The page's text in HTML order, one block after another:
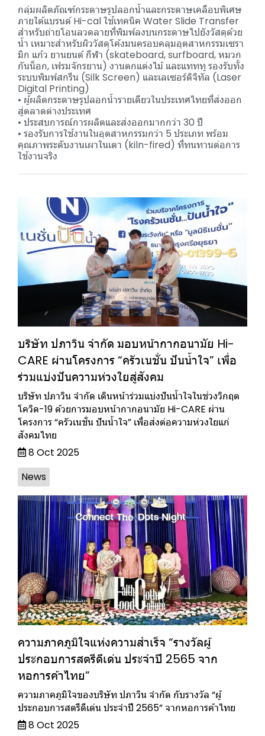
กลุ่มผลิตภัณฑ์กระดาษรูปลอกน้ำและกระดาษเคลือบพิเศษ
ภายใต้แบรนด์ Hi-cal ใช้เทคนิค Water Slide Transfer
สำหรับถ่ายโอนลวดลายที่พิมพ์ลงบนกระดาษไปยังวัสดุด้วย
น้ำ เหมาะสำหรับผิววัสดุโค้งมนครอบคลุมอุตสาหกรรมเซรา
มิก แก้ว ยานยนต์ กีฬา (skateboard, surfboard, หมวก
กันน็อก, เฟรมจักรยาน) งานตกแต่งไม้ และแทททู รองรับทั้ง
ระบบพิมพ์สกรีน (Silk Screen) และเลเซอร์ดิจิทัล (Laser
Digital Printing)
• ผู้ผลิตกระดาษรูปลอกน้ำรายเดียวในประเทศไทยที่ส่งออก
สู่ตลาดต่างประเทศ
• ประสบการณ์การผลิตและส่งออกมากกว่า 30 ปี
• รองรับการใช้งานในอุตสาหกรรมกว่า 5 ประเภท พร้อม
คุณภาพระดับงานเผาในเตา (kiln-fired) ที่ทนทานต่อการ
ใช้งานจริง
บริษัท ปภาวิน จำกัด มอบหน้ากากอนามัย Hi-
CARE ผ่านโครงการ “ครัวเนชั่น ปันน้ำใจ” เพื่อ
ร่วมแบ่งปันความห่วงใยสู่สังคม
บริษัท ปภาวิน จำกัด เดินหน้าร่วมแบ่งปันน้ำใจในช่วงวิกฤต
โควิด-19 ด้วยการมอบหน้ากากอนามัย Hi-CARE ผ่าน
โครงการ “ครัวเนชั่น ปันน้ำใจ” เพื่อส่งต่อความห่วงใยแก่
สังคมไทย
8 Oct 2025
News
ความภาคภูมิใจแห่งความสำเร็จ “รางวัลผู้
ประกอบการสตรีดีเด่น ประจำปี 2565 จาก
หอการค้าไทย”
ความภาคภูมิใจของบริษัท ปภาวิน จำกัด กับรางวัล “ผู้
ประกอบการสตรีดีเด่น ประจำปี 2565” จากหอการค้าไทย
8 Oct 2025